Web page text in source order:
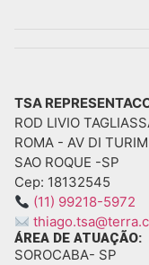
TSA
ROD LIVIO
ROMA - AV DI
SAO ROQUE -SP
Cep: 18132545
(11) 99218-5972
ÁREA DE ATUAÇÃO:
SOROCABA- SP